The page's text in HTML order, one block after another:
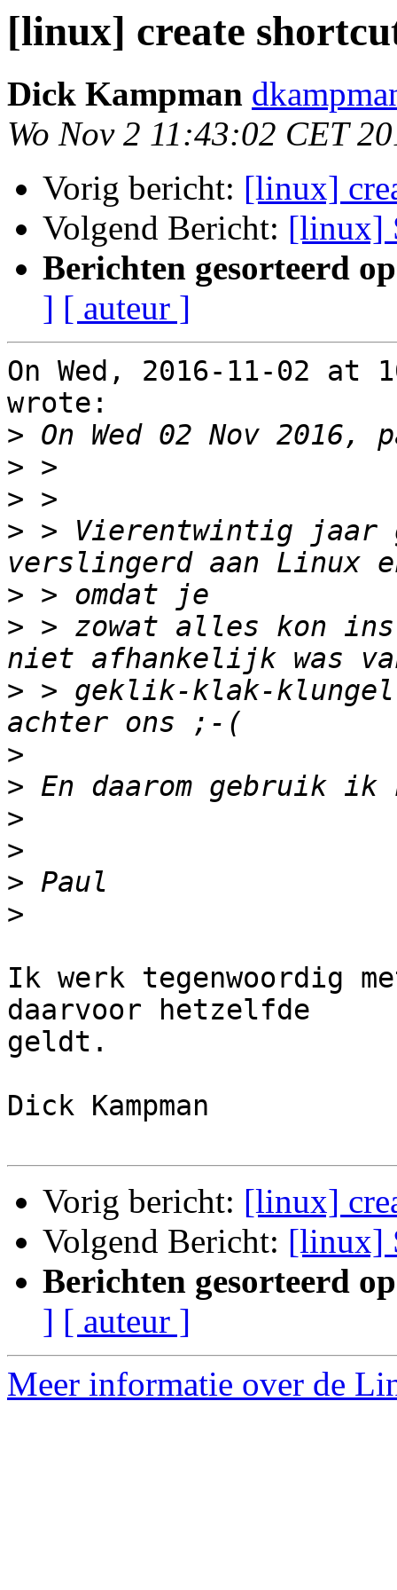
[linux] create
Dick Kampman
Wo Nov 2 11:43:02 CET
Vorig bericht: [linux]
Volgend Bericht: [linux]
Berichten gesorteerd
] [ auteur ]
On Wed, 2016-11-02 at
wrote:
>
>
>
> > Vierentwintig jaar
>
> > zowat alles kon
> > geklik-klak-
>
>
>
>
>
>
Ik werk tegenwoordig
daarvoor hetzelfde
geldt.
Dick Kampman
Vorig bericht: [linux]
Volgend Bericht: [linux]
Berichten gesorteerd
] [ auteur ]
Meer informatie over de